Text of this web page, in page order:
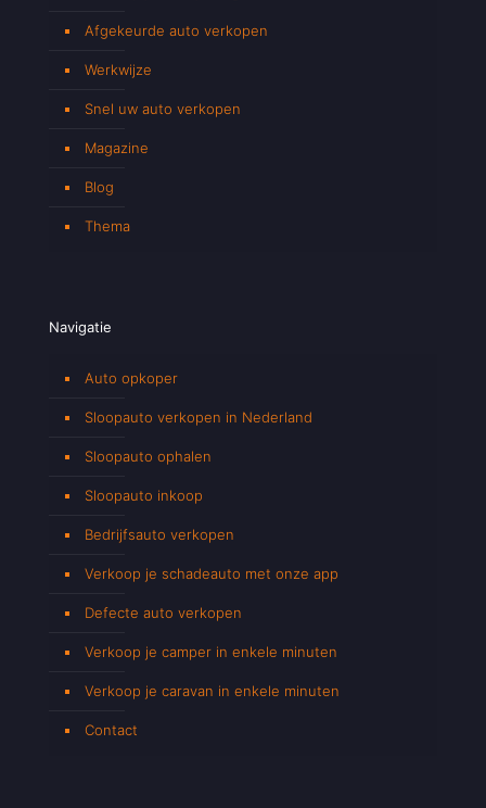
Afgekeurde auto verkopen
Werkwijze
Snel uw auto verkopen
Magazine
Blog
Thema
Navigatie
Auto opkoper
Sloopauto verkopen in Nederland
Sloopauto ophalen
Sloopauto inkoop
Bedrijfsauto verkopen
Verkoop je schadeauto met onze app
Defecte auto verkopen
Verkoop je camper in enkele minuten
Verkoop je caravan in enkele minuten
Contact